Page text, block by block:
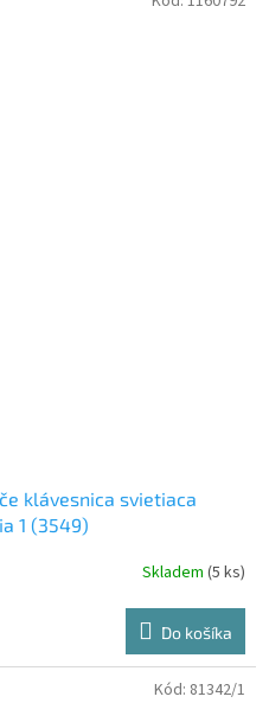
klávesnica svietiaca
1 (3549)
Skladem (5 ks)
Do košíka
Kód: 81342/1